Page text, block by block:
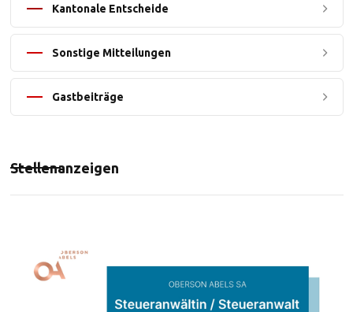
Kantonale Entscheide
Sonstige Mitteilungen
Gastbeiträge
Stellenanzeigen